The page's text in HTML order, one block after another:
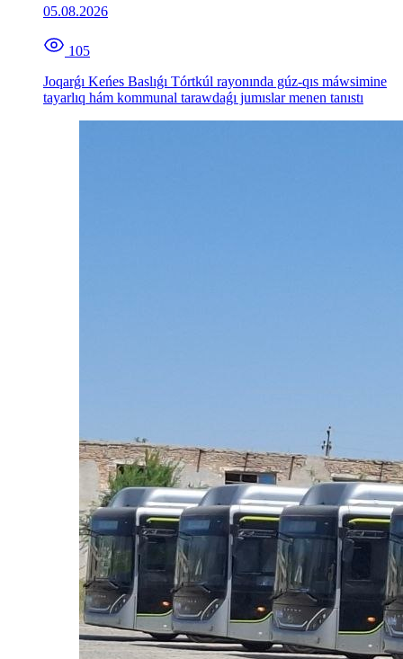
05.08.2026
105
Joqarǵı Keńes Baslıǵı Tórtkúl rayonında gúz-qıs máwsimine
tayarlıq hám kommunal tarawdaǵı jumıslar menen tanıstı